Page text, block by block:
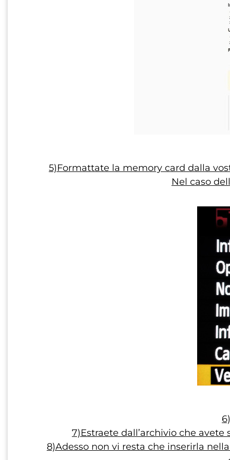
5)Formattate la memory card dalla
Nel caso
7)Estraete dall’archivio che
8)Adesso non vi resta che inserirla